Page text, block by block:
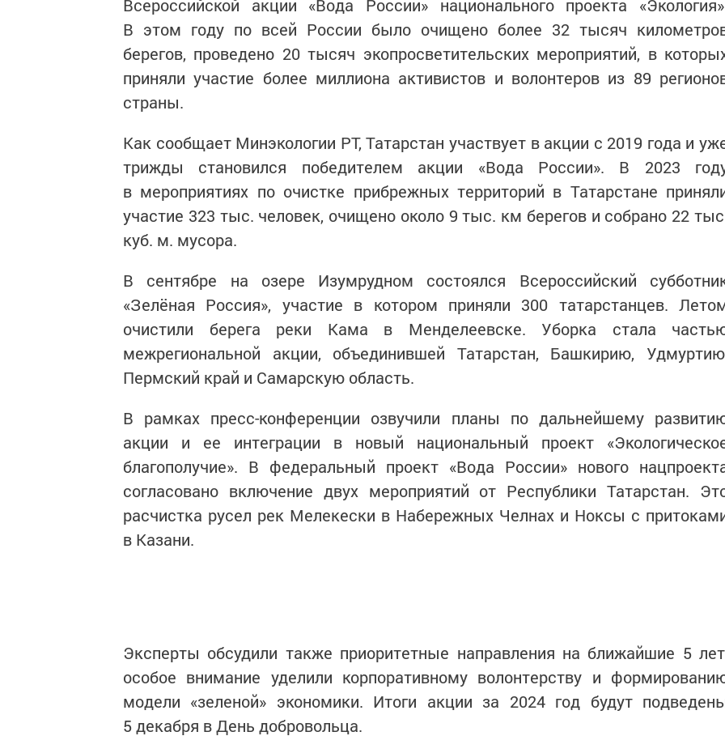
Всероссийской акции «Вода России» национального проекта
В этом году по всей России было очищено более 32 тысяч
берегов, проведено 20 тысяч экопросветительских мероприятий, в
приняли участие более миллиона активистов и волонтеров из 89
страны.
Как сообщает Минэкологии РТ, Татарстан участвует в акции с 2019 года и
трижды становился победителем акции «Вода России». В 2023
в мероприятиях по очистке прибрежных территорий в Татарстане
участие 323 тыс. человек, очищено около 9 тыс. км берегов и собрано 22
куб. м. мусора.
В сентябре на озере Изумрудном состоялся Всероссийский
«Зелёная Россия», участие в котором приняли 300 татарстанцев.
очистили берега реки Кама в Менделеевске. Уборка стала
межрегиональной акции, объединившей Татарстан, Башкирию,
Пермский край и Самарскую область.
В рамках пресс-конференции озвучили планы по дальнейшему
акции и ее интеграции в новый национальный проект
благополучие». В федеральный проект «Вода России» нового
согласовано включение двух мероприятий от Республики Татарстан.
расчистка русел рек Мелекески в Набережных Челнах и Ноксы с
в Казани.
Эксперты обсудили также приоритетные направления на ближайшие 5
особое внимание уделили корпоративному волонтерству и
модели «зеленой» экономики. Итоги акции за 2024 год будут
5 декабря в День добровольца.